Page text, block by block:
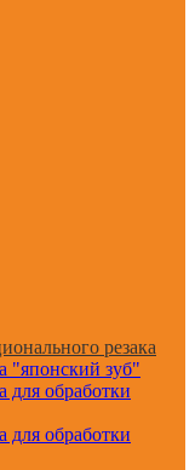
резака
"японский зуб"
обработки
обработки